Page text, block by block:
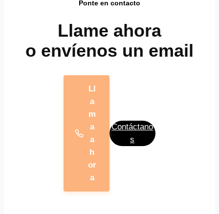
Ponte en contacto
Llame ahora
o envíenos un email
Ll
a
m
a
a
h
or
a
Contáctano
s